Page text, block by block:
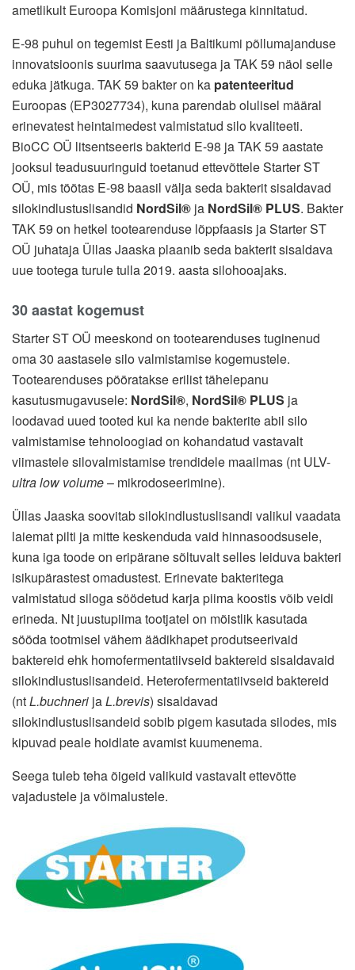
ametlikult Euroopa Komisjoni määrustega kinnitatud.
E-98 puhul on tegemist Eesti ja Baltikumi põllumajanduse
innovatsioonis suurima saavutusega ja TAK 59 näol selle
eduka jätkuga. TAK 59 bakter on ka patenteeritud
Euroopas (EP3027734), kuna parendab olulisel määral
erinevatest heintaimedest valmistatud silo kvaliteeti.
BioCC OÜ litsentseeris bakterid E-98 ja TAK 59 aastate
jooksul teadusuuringuid toetanud ettevõttele Starter ST
OÜ, mis töötas E-98 baasil välja seda bakterit sisaldavad
silokindlustuslisandid NordSil® ja NordSil® PLUS. Bakter
TAK 59 on hetkel tootearenduse lõppfaasis ja Starter ST
OÜ juhataja Üllas Jaaska plaanib seda bakterit sisaldava
uue tootega turule tulla 2019. aasta silohooajaks.
30 aastat kogemust
Starter ST OÜ meeskond on tootearenduses tuginenud
oma 30 aastasele silo valmistamise kogemustele.
Tootearenduses pööratakse erilist tähelepanu
kasutusmugavusele: NordSil®, NordSil® PLUS ja
loodavad uued tooted kui ka nende bakterite abil silo
valmistamise tehnoloogiad on kohandatud vastavalt
viimastele silovalmistamise trendidele maailmas (nt ULV-
ultra low volume– mikrodoseerimine).
Üllas Jaaska soovitab silokindlustuslisandi valikul vaadata
laiemat pilti ja mitte keskenduda vaid hinnasoodsusele,
kuna iga toode on eripärane sõltuvalt selles leiduva bakteri
isikupärastest omadustest. Erinevate bakteritega
valmistatud siloga söödetud karja piima koostis võib veidi
erineda. Nt juustupiima tootjatel on mõistlik kasutada
sööda tootmisel vähem äädikhapet produtseerivaid
baktereid ehk homofermentatiivseid baktereid sisaldavaid
silokindlustuslisandeid. Heterofermentatiivseid baktereid
(ntL.buchneri jaL.brevis) sisaldavad
silokindlustuslisandeid sobib pigem kasutada silodes, mis
kipuvad peale hoidlate avamist kuumenema.
Seega tuleb teha õigeid valikuid vastavalt ettevõtte
vajadustele ja võimalustele.